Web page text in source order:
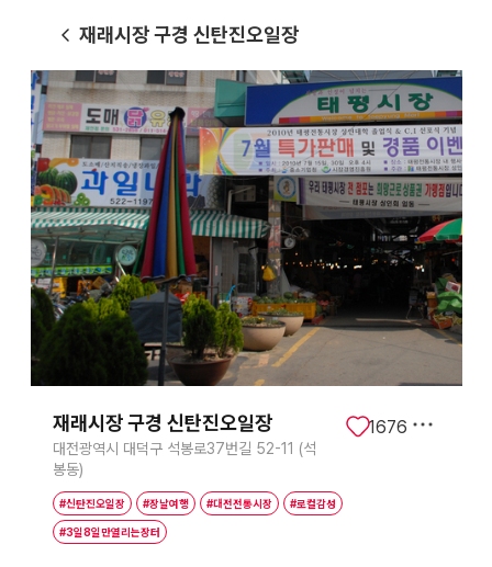
재래시장 구경 신탄진오일장
재래시장 구경 신탄진오일장
대전광역시 대덕구 석봉로37번길 52-11 (석
봉동)
1676
#신탄진오일장 #장날여행 #대전전통시장 #로컬감성
#3일8일만열리는장터